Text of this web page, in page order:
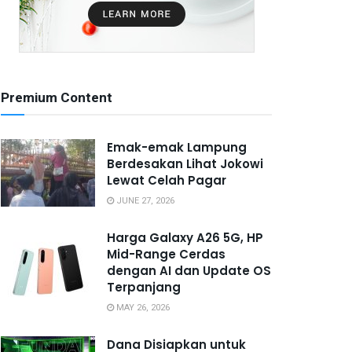
Premium Content
Emak-emak Lampung
Berdesakan Lihat Jokowi
Lewat Celah Pagar
JUNE 27, 2026
Harga Galaxy A26 5G, HP
Mid-Range Cerdas
dengan AI dan Update OS
Terpanjang
MAY 26, 2026
Dana Disiapkan untuk